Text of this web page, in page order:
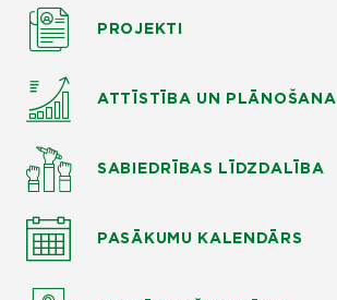
PROJEKTI
ATTĪSTĪBA UN PLĀNOŠANA
SABIEDRĪBAS LĪDZDALĪBA
PASĀKUMU KALENDĀRS